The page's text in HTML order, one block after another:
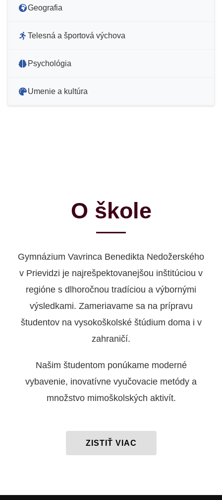
Geografia
Telesná a športová výchova
Psychológia
Umenie a kultúra
O škole
Gymnázium Vavrinca Benedikta Nedožerského
v Prievidzi je najrešpektovanejšou inštitúciou v
regióne s dlhoročnou tradíciou a výbornými
výsledkami. Zameriavame sa na prípravu
študentov na vysokoškolské štúdium doma i v
zahraničí.
Našim študentom ponúkame moderné
vybavenie, inovatívne vyučovacie metódy a
množstvo mimoškolských aktivít.
ZISTIŤ VIAC